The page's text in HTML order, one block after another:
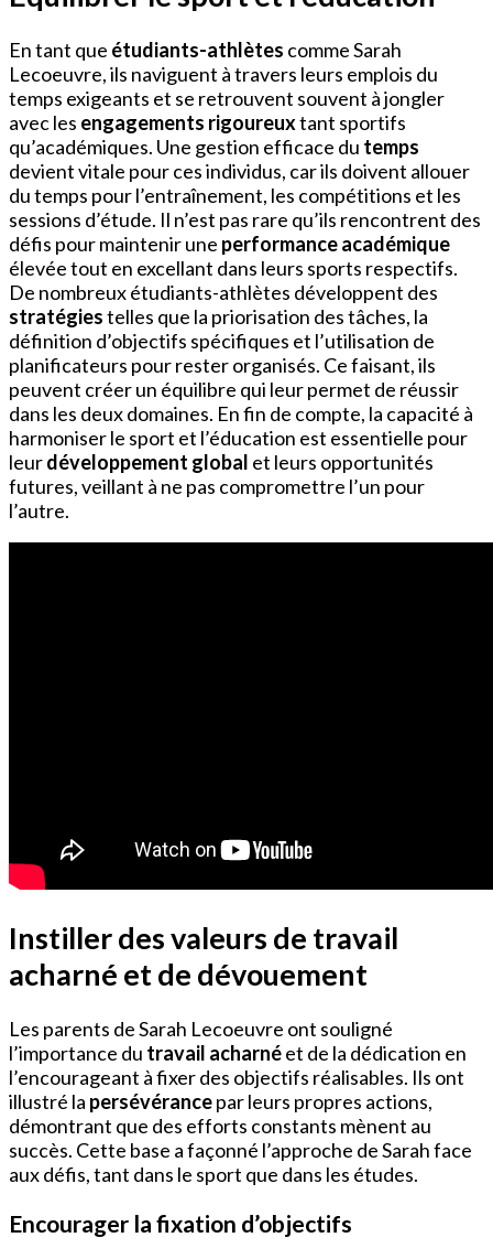
En tant que étudiants-athlètes comme Sarah
Lecoeuvre, ils naviguent à travers leurs emplois du
temps exigeants et se retrouvent souvent à jongler
avec les engagements rigoureuxtant sportifs
qu’académiques. Une gestion efficace du temps
devient vitale pour ces individus, car ils doivent allouer
du temps pour l’entraînement, les compétitions et les
sessions d’étude. Il n’est pas rare qu’ils rencontrent des
défis pour maintenir une performance académique
élevée tout en excellant dans leurs sports respectifs.
De nombreux étudiants-athlètes développent des
stratégiestelles que la priorisation des tâches, la
définition d’objectifs spécifiques et l’utilisation de
planificateurs pour rester organisés. Ce faisant, ils
peuvent créer un équilibre qui leur permet de réussir
dans les deux domaines. En fin de compte, la capacité à
harmoniser le sport et l’éducation est essentielle pour
leurdéveloppement global et leurs opportunités
futures, veillant à ne pas compromettre l’un pour
l’autre.
Instiller des valeurs de travail
acharné et de dévouement
Les parents de Sarah Lecoeuvre ont souligné
l’importance du travail acharnéet de la dédication en
l’encourageant à fixer des objectifs réalisables. Ils ont
illustré la persévérancepar leurs propres actions,
démontrant que des efforts constants mènent au
succès. Cette base a façonné l’approche de Sarah face
aux défis, tant dans le sport que dans les études.
Encourager la fixation d’objectifs